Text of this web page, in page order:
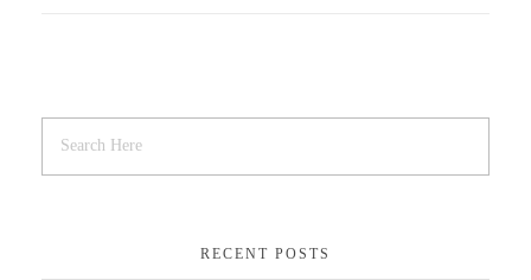
RECENT POSTS